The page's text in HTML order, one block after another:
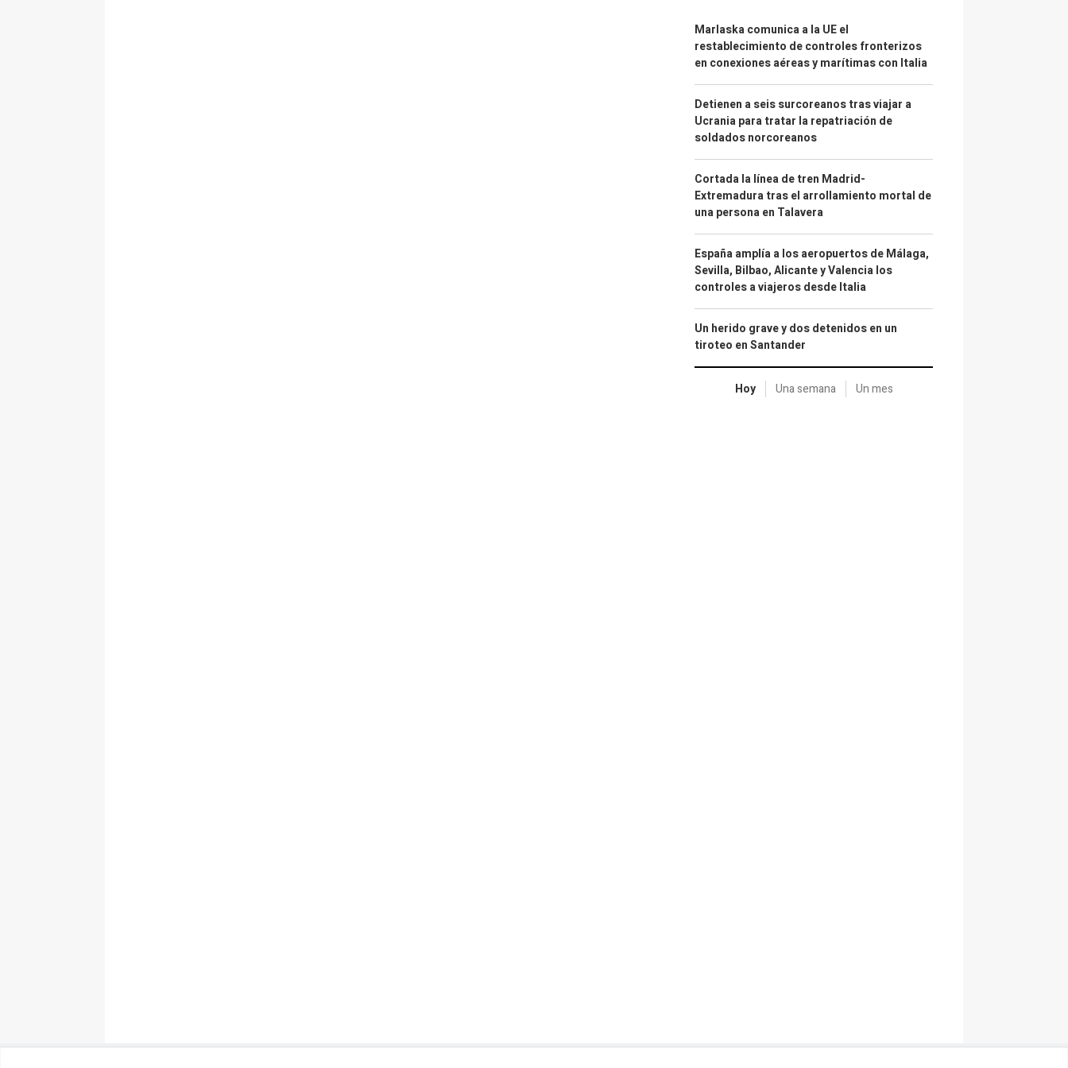
Marlaska comunica a la UE el
restablecimiento de controles fronterizos
en conexiones aéreas y marítimas con Italia
Detienen a seis surcoreanos tras viajar a
Ucrania para tratar la repatriación de
soldados norcoreanos
Cortada la línea de tren Madrid-
Extremadura tras el arrollamiento mortal de
una persona en Talavera
España amplía a los aeropuertos de Málaga,
Sevilla, Bilbao, Alicante y Valencia los
controles a viajeros desde Italia
Un herido grave y dos detenidos en un
tiroteo en Santander
Hoy Una semana Un mes